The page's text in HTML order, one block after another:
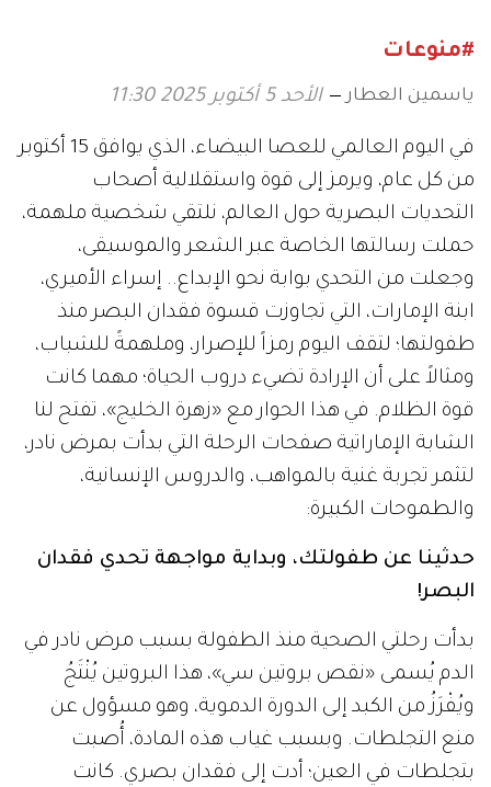
#منوعات
ياسمين العطار الأحد 5 أكتوبر 2025 11:30
في اليوم العالمي للعصا البيضاء، الذي يوافق 15 أكتوبر
من كل عام، ويرمز إلى قوة واستقلالية أصحاب
التحديات البصرية حول العالم، نلتقي شخصية ملهمة،
حملت رسالتها الخاصة عبر الشعر والموسيقى،
وجعلت من التحدي بوابة نحو الإبداع.. إسراء الأميري،
ابنة الإمارات، التي تجاوزت قسوة فقدان البصر منذ
طفولتها؛ لتقف اليوم رمزاً للإصرار، وملهمةً للشباب،
ومثالاً على أن الإرادة تضيء دروب الحياة؛ مهما كانت
قوة الظلام. في هذا الحوار مع «زهرة الخليج»، تفتح لنا
الشابة الإماراتية صفحات الرحلة التي بدأت بمرض نادر،
لتثمر تجربة غنية بالمواهب، والدروس الإنسانية،
والطموحات الكبيرة:
حدثينا عن طفولتك، وبداية مواجهة تحدي فقدان
البصر!
بدأت رحلتي الصحية منذ الطفولة بسبب مرض نادر في
الدم يُسمى «نقص بروتين سي»، هذا البروتين يُنْتَجُ
ويُفْرَزُ من الكبد إلى الدورة الدموية، وهو مسؤول عن
منع التجلطات. وبسبب غياب هذه المادة، أُصبت
بتجلطات في العين؛ أدت إلى فقدان بصري. كانت